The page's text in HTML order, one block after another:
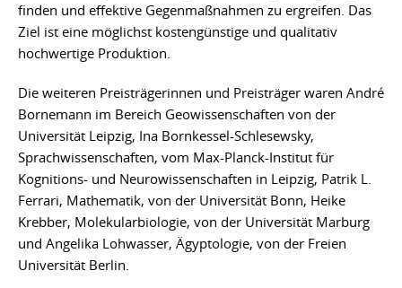
finden und effektive Gegenmaßnahmen zu ergreifen. Das
Ziel ist eine möglichst kostengünstige und qualitativ
hochwertige Produktion.
Die weiteren Preisträgerinnen und Preisträger waren André
Bornemann im Bereich Geowissenschaften von der
Universität Leipzig, Ina Bornkessel-Schlesewsky,
Sprachwissenschaften, vom Max-Planck-Institut für
Kognitions- und Neurowissenschaften in Leipzig, Patrik L.
Ferrari, Mathematik, von der Universität Bonn, Heike
Krebber, Molekularbiologie, von der Universität Marburg
und Angelika Lohwasser, Ägyptologie, von der Freien
Universität Berlin.